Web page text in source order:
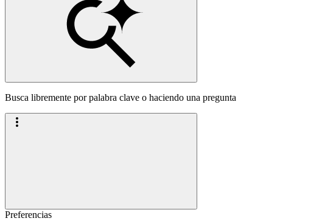
Busca libremente por palabra clave o haciendo una pregunta
Preferencias